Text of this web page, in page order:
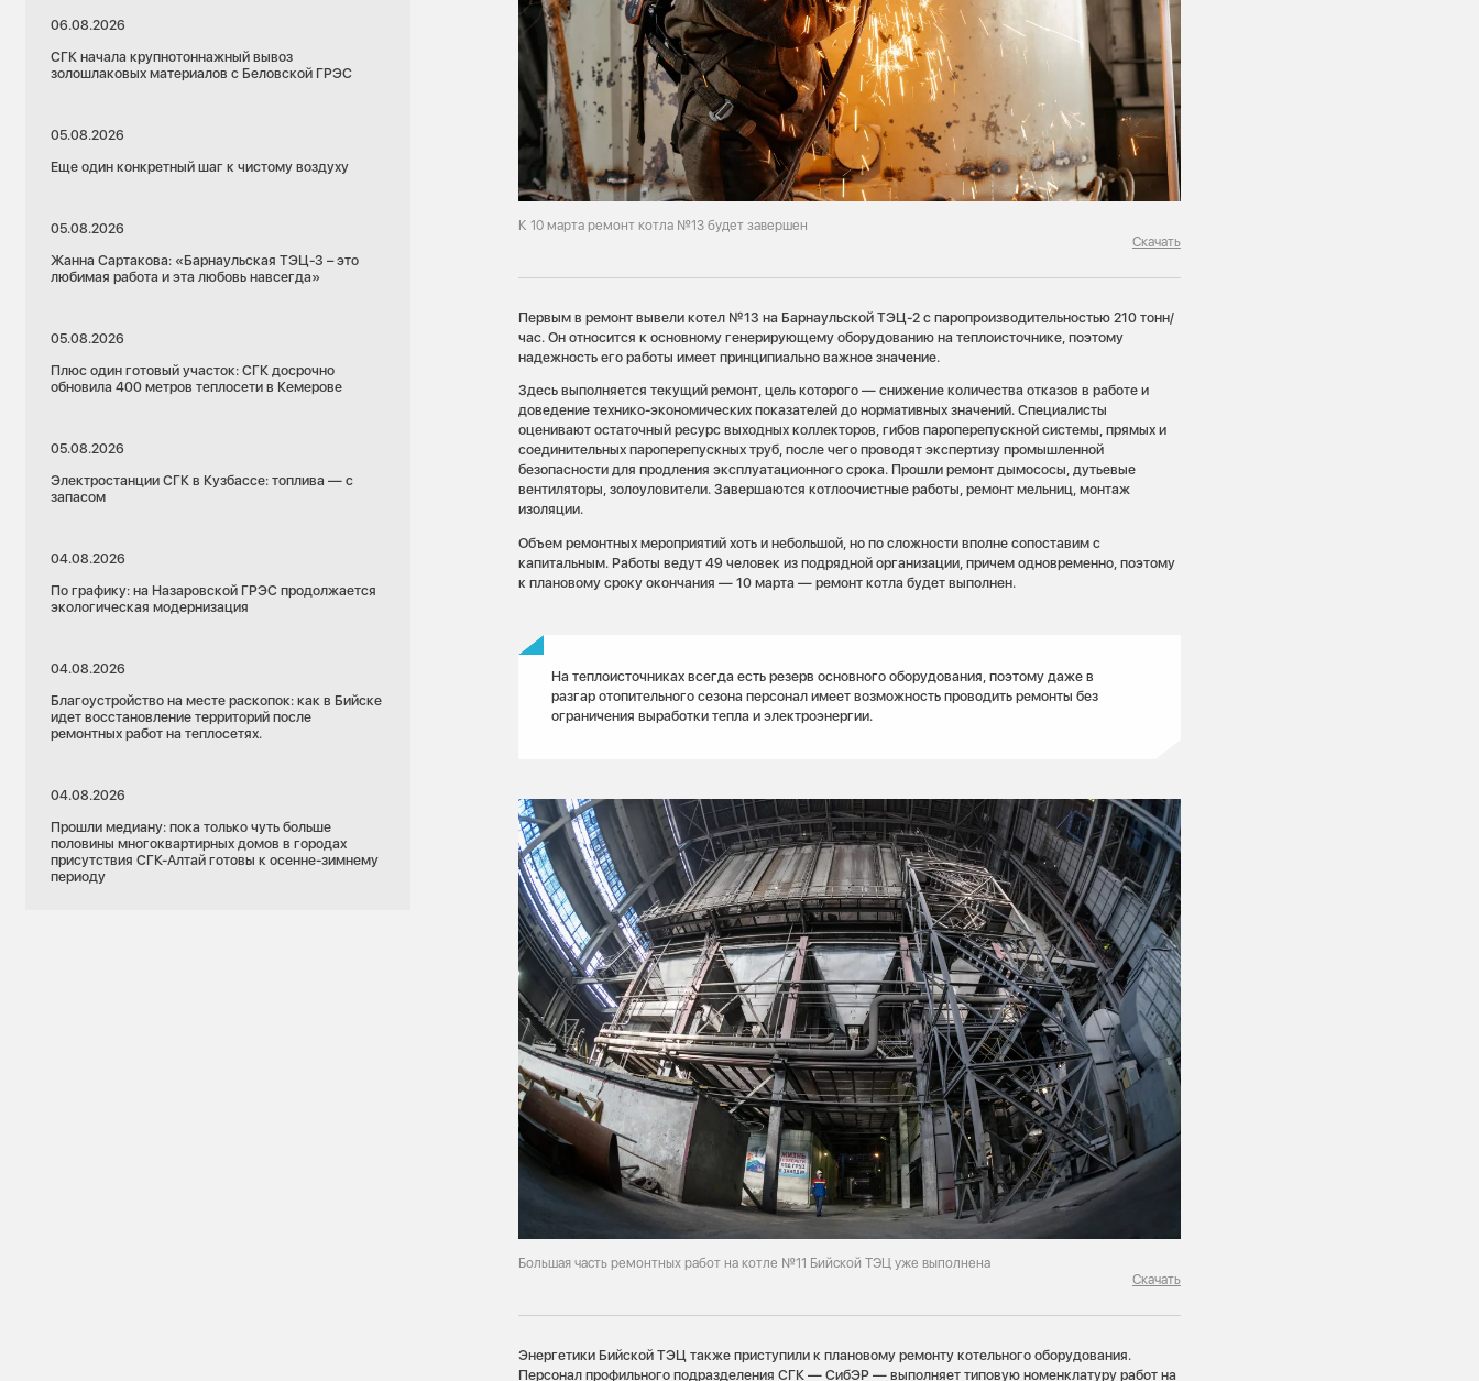
06.08.2026
СГК начала крупнотоннажный вывоз
золошлаковых материалов с Беловской ГРЭС
05.08.2026
Еще один конкретный шаг к чистому воздуху
05.08.2026
Жанна Сартакова: «Барнаульская ТЭЦ-3 – это
любимая работа и эта любовь навсегда»
05.08.2026
Плюс один готовый участок: СГК досрочно
обновила 400 метров теплосети в Кемерове
05.08.2026
Электростанции СГК в Кузбассе: топлива — с
запасом
04.08.2026
По графику: на Назаровской ГРЭС продолжается
экологическая модернизация
04.08.2026
Благоустройство на месте раскопок: как в Бийске
идет восстановление территорий после
ремонтных работ на теплосетях.
04.08.2026
Прошли медиану: пока только чуть больше
половины многоквартирных домов в городах
присутствия СГК-Алтай готовы к осенне-зимнему
периоду
К 10 марта ремонт котла №13 будет завершен
Скачать
Первым в ремонт вывели котел №13 на Барнаульской ТЭЦ-2 с паропроизводительностью 210 тонн/
час. Он относится к основному генерирующему оборудованию на теплоисточнике, поэтому
надежность его работы имеет принципиально важное значение.
Здесь выполняется текущий ремонт, цель которого — снижение количества отказов в работе и
доведение технико-экономических показателей до нормативных значений. Специалисты
оценивают остаточный ресурс выходных коллекторов, гибов пароперепускной системы, прямых и
соединительных пароперепускных труб, после чего проводят экспертизу промышленной
безопасности для продления эксплуатационного срока. Прошли ремонт дымососы, дутьевые
вентиляторы, золоуловители. Завершаются котлоочистные работы, ремонт мельниц, монтаж
изоляции.
Объем ремонтных мероприятий хоть и небольшой, но по сложности вполне сопоставим с
капитальным. Работы ведут 49 человек из подрядной организации, причем одновременно, поэтому
к плановому сроку окончания — 10 марта — ремонт котла будет выполнен.
На теплоисточниках всегда есть резерв основного оборудования, поэтому даже в
разгар отопительного сезона персонал имеет возможность проводить ремонты без
ограничения выработки тепла и электроэнергии.
Большая часть ремонтных работ на котле №11 Бийской ТЭЦ уже выполнена
Скачать
Энергетики Бийской ТЭЦ также приступили к плановому ремонту котельного оборудования.
Персонал профильного подразделения СГК — СибЭР — выполняет типовую номенклатуру работ на